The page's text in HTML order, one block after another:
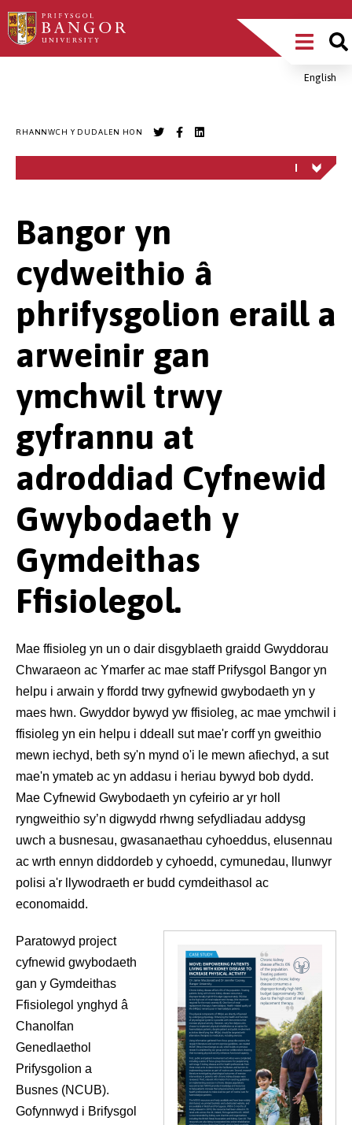
Sgipiwch
i’r
Main
MenuEnglish
RHANNWCH Y DUDALEN HON
Bangor yn
cydweithio â
phrifysgolion eraill a
arweinir gan
ymchwil trwy
gyfrannu at
adroddiad Cyfnewid
Gwybodaeth y
Gymdeithas
Ffisiolegol.
Mae ffisioleg yn un o dair disgyblaeth graidd Gwyddorau
Chwaraeon ac Ymarfer ac mae staff Prifysgol Bangor yn
helpu i arwain y ffordd trwy gyfnewid gwybodaeth yn y
maes hwn. Gwyddor bywyd yw ffisioleg, ac mae ymchwil i
ffisioleg yn ein helpu i ddeall sut mae'r corff yn gweithio
mewn iechyd, beth sy'n mynd o'i le mewn afiechyd, a sut
mae'n ymateb ac yn addasu i heriau bywyd bob dydd.
Mae Cyfnewid Gwybodaeth yn cyfeirio ar yr holl
ryngweithio sy’n digwydd rhwng sefydliadau addysg
uwch a busnesau, gwasanaethau cyhoeddus, elusennau
ac wrth ennyn diddordeb y cyhoedd, cymunedau, llunwyr
polisi a'r llywodraeth er budd cymdeithasol ac
economaidd.
Paratowyd project
cyfnewid gwybodaeth
gan y Gymdeithas
Ffisiolegol ynghyd â
Chanolfan
Genedlaethol
Prifysgolion a
Busnes (NCUB).
Gofynnwyd i Brifysgol